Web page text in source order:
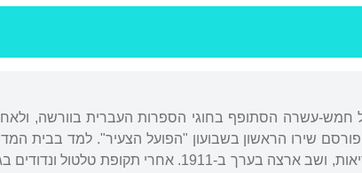
חמש-עשרה הסתופף בחוגי הספרות העברית בוורשה,
ובאותה שנה פורסם שירו הראשון בשבועון "הפועל הצעיר". למד בבית
של חברת "עזרה" בירושלים. שהה תקופה נוספת בפולין מטעמי בריאות, ושב ארצה בערך ב-1911.